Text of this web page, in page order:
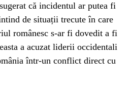
că incidentul ar putea fi
de situații trecute în care
românesc s-ar fi dovedit a fi
a acuzat liderii occidentali
într-un conflict direct cu